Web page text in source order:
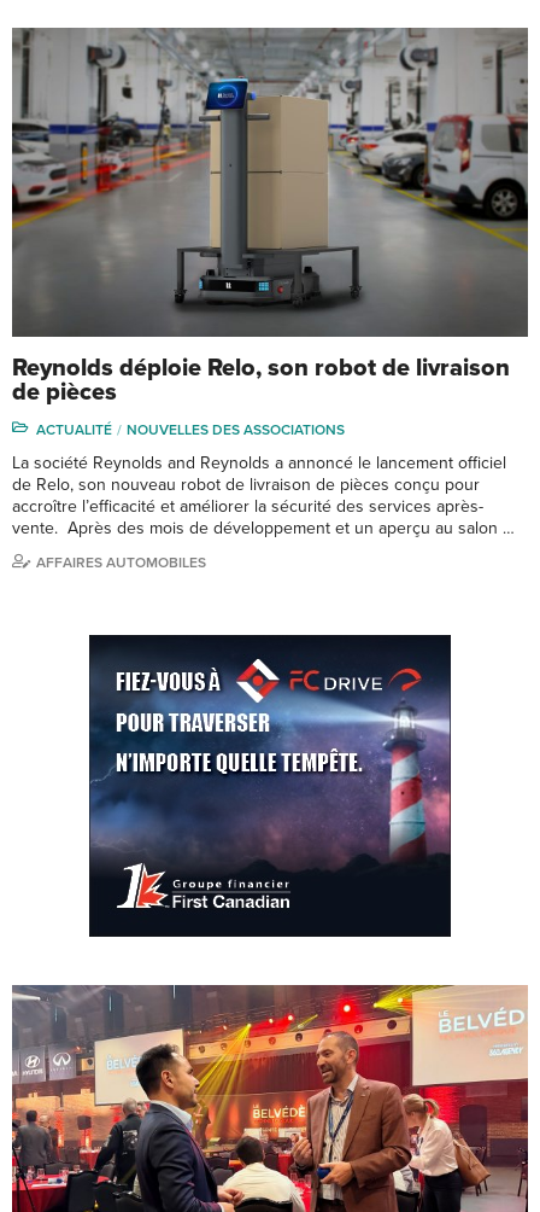
Reynolds déploie Relo, son robot de livraison
de pièces
ACTUALITÉ NOUVELLES DES ASSOCIATIONS
La société Reynolds and Reynolds a annoncé le lancement officiel
de Relo, son nouveau robot de livraison de pièces conçu pour
accroître l’efficacité et améliorer la sécurité des services après-
vente. Après des mois de développement et un aperçu au salon …
AFFAIRES AUTOMOBILES